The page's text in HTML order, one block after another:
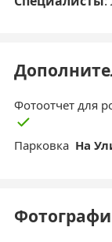
Фотоотчет для
Парковка На